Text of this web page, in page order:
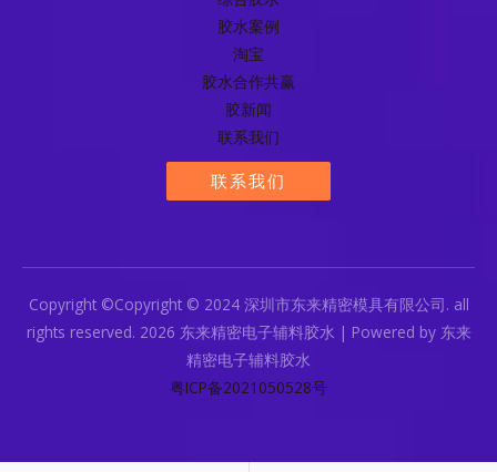
胶水案例
淘宝
胶水合作共赢
胶新闻
联系我们
联系我们
Copyright ©Copyright © 2024 深圳市东来精密模具有限公司. all
rights reserved. 2026 东来精密电子辅料胶水 | Powered by 东来
精密电子辅料胶水
粤ICP备2021050528号